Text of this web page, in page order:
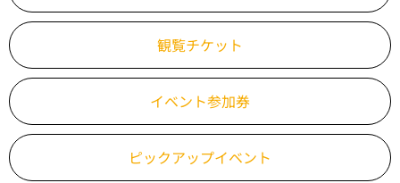
観覧チケット
イベント参加券
ピックアップイベント